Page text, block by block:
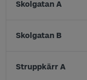
Skolgatan A
Skolgatan B
Struppkärr A